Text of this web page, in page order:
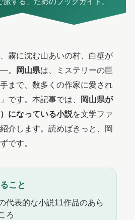
霧に沈む山あいの村、白壁が
。
岡山県は、ミステリーの巨
まで、数多くの作家に愛され
です。本記事では、
岡山県が
になっている小説を文学ファ
介します。読めばきっと、岡
です。
こと
代表的な小説11作品のあら
ろ